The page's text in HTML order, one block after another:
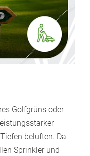
Golfgrüns oder
belüften. Da
Sprinkler und